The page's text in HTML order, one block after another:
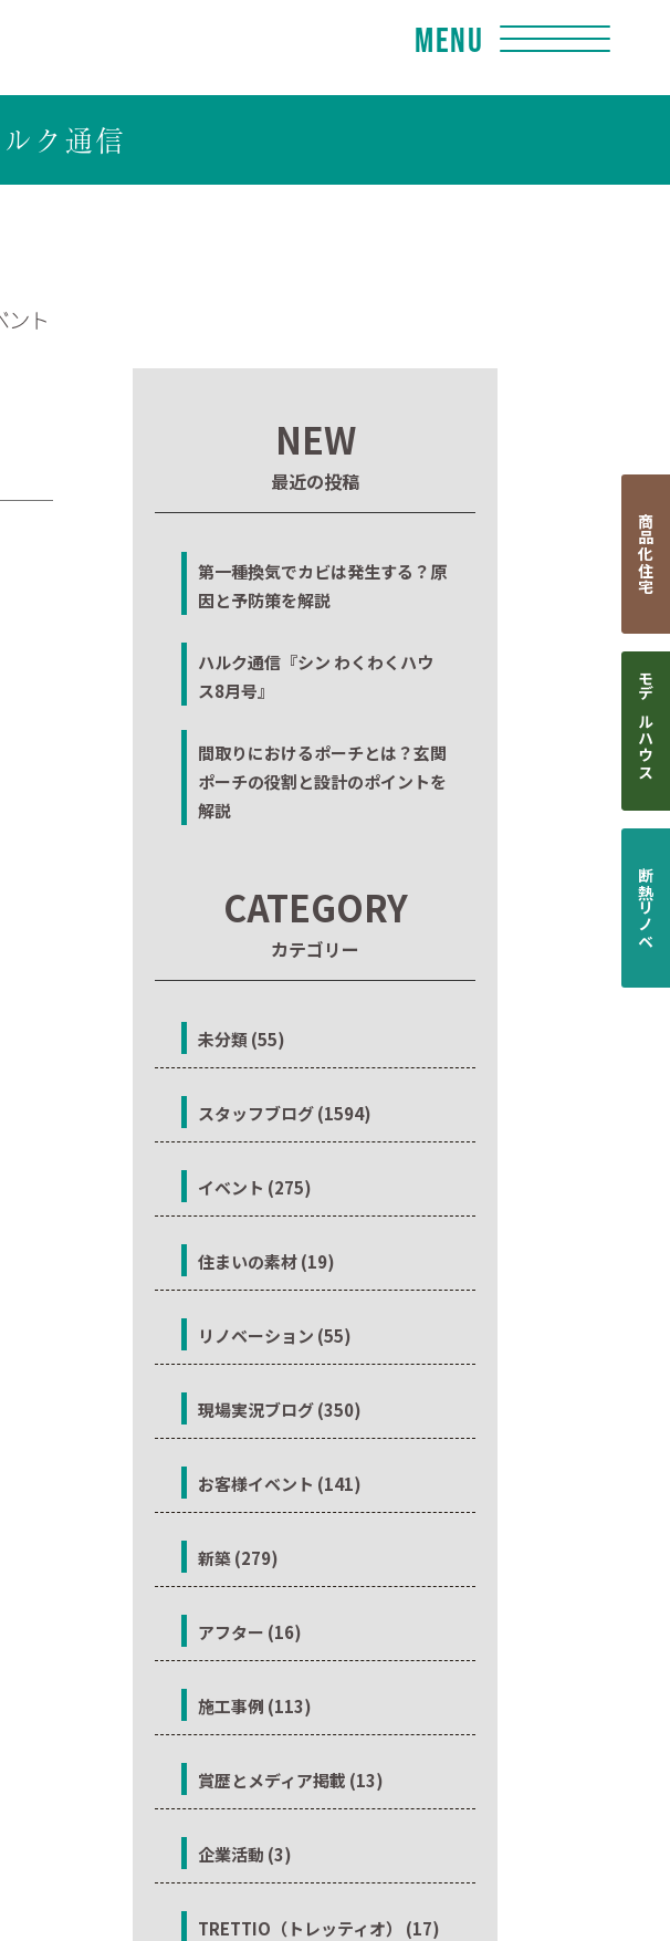
Menu
ク通信
ト
NEW
最近の投稿
第一種換気でカビは発生する？原
因と予防策を解説
ハルク通信『シン わくわくハウ
ス8月号』
間取りにおけるポーチとは？玄関
ポーチの役割と設計のポイントを
解説
CATEGORY
カテゴリー
未分類 (55)
スタッフブログ (1594)
イベント (275)
住まいの素材 (19)
リノベーション (55)
現場実況ブログ (350)
お客様イベント (141)
新築 (279)
アフター (16)
施工事例 (113)
賞歴とメディア掲載 (13)
企業活動 (3)
TRETTIO（トレッティオ） (17)
商品化住宅
モデルハウス
断熱リノベ